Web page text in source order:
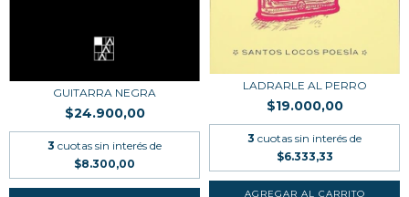
GUITARRA NEGRA
$24.900,00
3 cuotas sin interés de
$8.300,00
LADRARLE AL PERRO
$19.000,00
3 cuotas sin interés de
$6.333,33